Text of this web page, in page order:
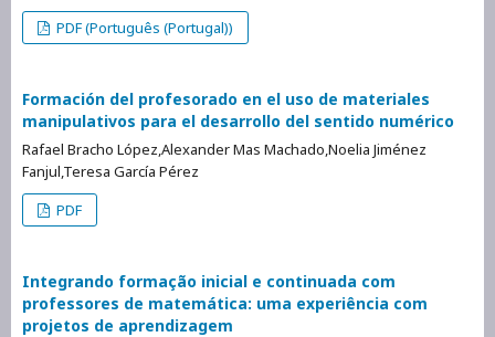
PDF (Português (Portugal))
Formación del profesorado en el uso de materiales
manipulativos para el desarrollo del sentido numérico
Rafael Bracho López,Alexander Mas Machado,Noelia Jiménez
Fanjul,Teresa García Pérez
PDF
Integrando formação inicial e continuada com
professores de matemática: uma experiência com
projetos de aprendizagem